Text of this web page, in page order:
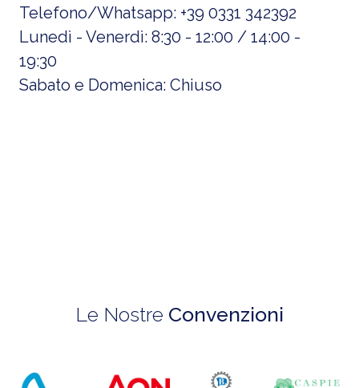
Telefono/Whatsapp: +39 0331 342392
Lunedì - Venerdì: 8:30 - 12:00 / 14:00 -
19:30
Sabato e Domenica: Chiuso
Le Nostre Convenzioni